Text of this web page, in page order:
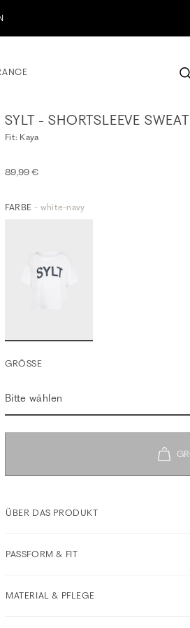
Newsletter anmelden & 10%
SYLT - SHORTSLEEVE
Fit: Kaya
89,99 €
FARBE - white-navy
GRÖSSE
Bitte wählen
ÜBER DAS PRODUKT
PASSFORM & FIT
MATERIAL & PFLEGE